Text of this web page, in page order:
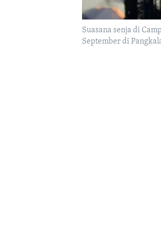
Suasana senja di
September di